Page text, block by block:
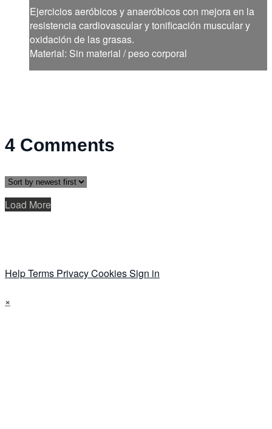
Ejercicios aeróbicos y anaeróbicos con mejora en la
resistencia cardiovascular y tonificación muscular y
oxidación de las grasas.
Material: Sin material / peso corporal
4 Comments
Load More
HelpTerms PrivacyCookiesSign in
×